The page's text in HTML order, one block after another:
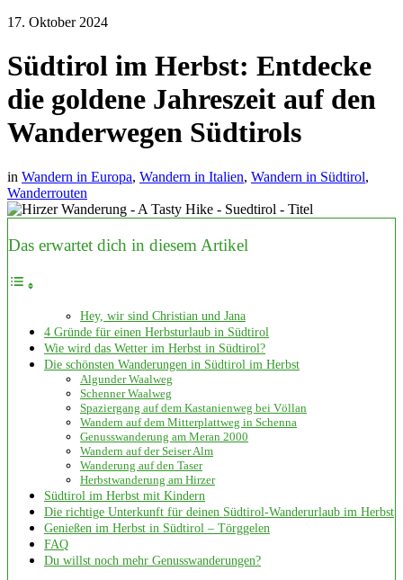
17. Oktober 2024
Südtirol im Herbst: Entdecke
die goldene Jahreszeit auf den
Wanderwegen Südtirols
in Wandern in Europa, Wandern in Italien, Wandern in Südtirol,
Wanderrouten
Das erwartet dich in diesem Artikel
Hey, wir sind Christian und Jana
4 Gründe für einen Herbsturlaub in Südtirol
Wie wird das Wetter im Herbst in Südtirol?
Die schönsten Wanderungen in Südtirol im Herbst
Algunder Waalweg
Schenner Waalweg
Spaziergang auf dem Kastanienweg bei Völlan
Wandern auf dem Mitterplattweg in Schenna
Genusswanderung am Meran 2000
Wandern auf der Seiser Alm
Wanderung auf den Taser
Herbstwanderung am Hirzer
Südtirol im Herbst mit Kindern
Die richtige Unterkunft für deinen Südtirol-Wanderurlaub im Herbst
Genießen im Herbst in Südtirol – Törggelen
FAQ
Du willst noch mehr Genusswanderungen?